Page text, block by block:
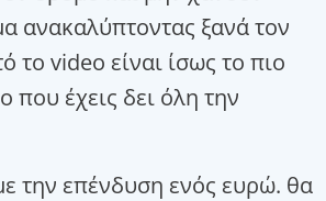
ανακαλύπτοντας ξανά τον
το video είναι ίσως το πιο
που έχεις δει όλη την
την επένδυση ενός ευρώ. θα